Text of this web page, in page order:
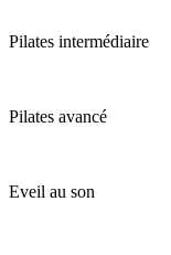
Pilates intermédiaire
Pilates avancé
Eveil au son